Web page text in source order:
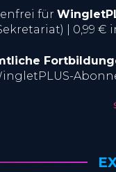
für
| 0,99 €